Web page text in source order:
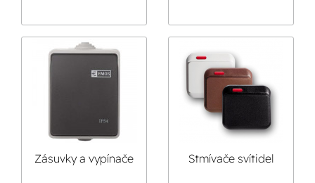
Zásuvky a vypínače
Stmívače svítidel